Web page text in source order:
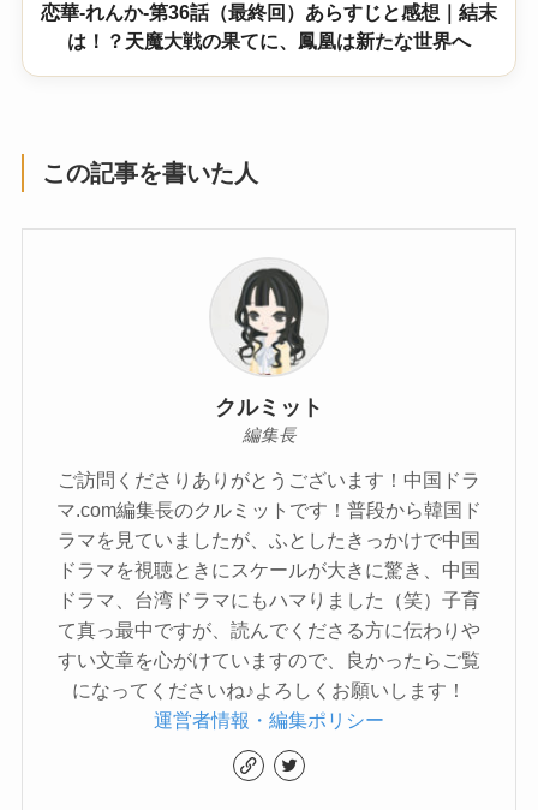
恋華-れんか-第36話（最終回）あらすじと感想｜結末
は！？天魔大戦の果てに、鳳凰は新たな世界へ
この記事を書いた人
クルミット
編集長
ご訪問くださりありがとうございます！中国ドラ
マ.com編集長のクルミットです！普段から韓国ド
ラマを見ていましたが、ふとしたきっかけで中国
ドラマを視聴ときにスケールが大きに驚き、中国
ドラマ、台湾ドラマにもハマりました（笑）子育
て真っ最中ですが、読んでくださる方に伝わりや
すい文章を心がけていますので、良かったらご覧
になってくださいね♪よろしくお願いします！
運営者情報・編集ポリシー